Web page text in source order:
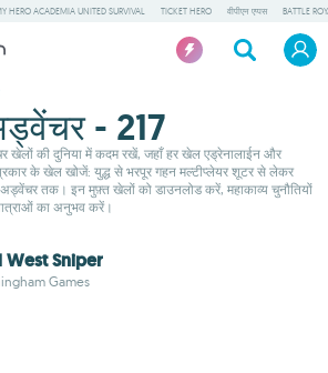
HERO ACADEMIA UNITED SURVIVAL TICKET HERO वीपीएन एप्पस BATTLE
- 217
खेलों की दुनिया में कदम रखें, जहाँ हर खेल एड्रेनालाईन और
के खेल खोजें: युद्ध से भरपूर गहन मल्टीप्लेयर शूटर से लेकर
अड्वेंचर तक। इन मुफ़्त खेलों को डाउनलोड करें, महाकाव्य चुनौतियों
का अनुभव करें।
West Sniper
Games